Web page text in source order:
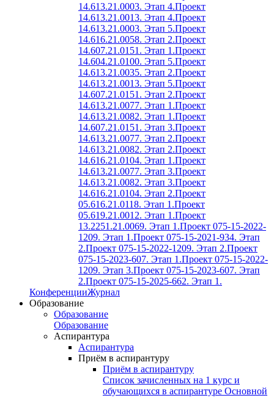
14.613.21.0003. Этап 4.Проект
14.613.21.0013. Этап 4.Проект
14.613.21.0003. Этап 5.Проект
14.616.21.0058. Этап 2.Проект
14.607.21.0151. Этап 1.Проект
14.604.21.0100. Этап 5.Проект
14.613.21.0035. Этап 2.Проект
14.613.21.0013. Этап 5.Проект
14.607.21.0151. Этап 2.Проект
14.613.21.0077. Этап 1.Проект
14.613.21.0082. Этап 1.Проект
14.607.21.0151. Этап 3.Проект
14.613.21.0077. Этап 2.Проект
14.613.21.0082. Этап 2.Проект
14.616.21.0104. Этап 1.Проект
14.613.21.0077. Этап 3.Проект
14.613.21.0082. Этап 3.Проект
14.616.21.0104. Этап 2.Проект
05.616.21.0118. Этап 1.Проект
05.619.21.0012. Этап 1.Проект
13.2251.21.0069. Этап 1.Проект 075-15-2022-
1209. Этап 1.Проект 075-15-2021-934. Этап
2.Проект 075-15-2022-1209. Этап 2.Проект
075-15-2023-607. Этап 1.Проект 075-15-2022-
1209. Этап 3.Проект 075-15-2023-607. Этап
2.Проект 075-15-2025-662. Этап 1.
КонференцииЖурнал
Образование
Образование
Образование
Аспирантура
Аспирантура
Приём в аспирантуру
Приём в аспирантуру
Список зачисленных на 1 курс и
обучающихся в аспирантуре Основной